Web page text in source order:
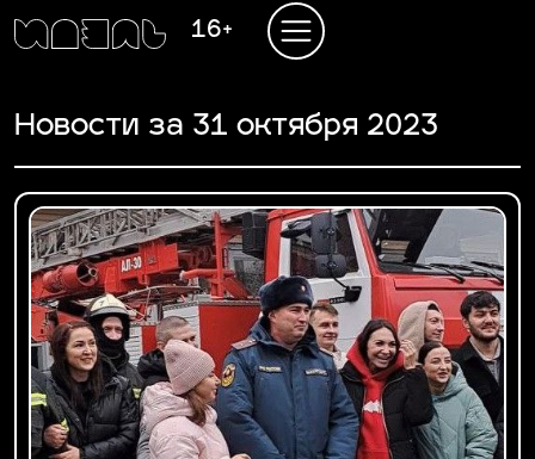
16+
Новости за 31 октября 2023